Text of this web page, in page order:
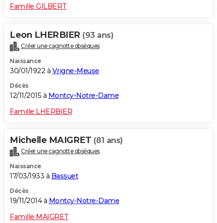
Famille GILBERT
Leon LHERBIER (93 ans)
Créer une cagnotte obsèques
Naissance
30/01/1922 à Vrigne-Meuse
Décès
12/11/2015 à Montcy-Notre-Dame
Famille LHERBIER
Michelle MAIGRET (81 ans)
Créer une cagnotte obsèques
Naissance
17/03/1933 à Bassuet
Décès
19/11/2014 à Montcy-Notre-Dame
Famille MAIGRET